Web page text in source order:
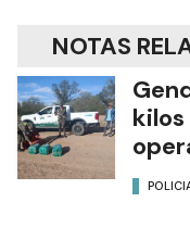
NOTAS
kilos